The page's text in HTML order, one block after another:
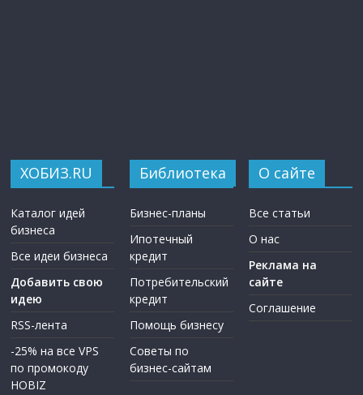
ХОБИЗ.RU
Каталог идей
бизнеса
Все идеи бизнеса
Добавить свою
идею
RSS-лента
-25% на все VPS
по промокоду
HOBIZ
Библиотека
Бизнес-планы
Ипотечный
кредит
Потребительский
кредит
Помощь бизнесу
Советы по
бизнес-сайтам
О сайте
Все статьи
О нас
Реклама на
сайте
Соглашение